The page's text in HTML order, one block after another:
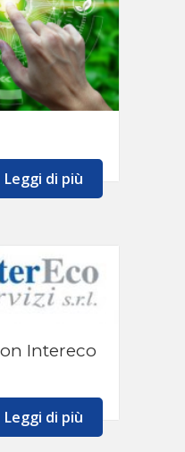
Leggi di più
Intereco
Leggi di più